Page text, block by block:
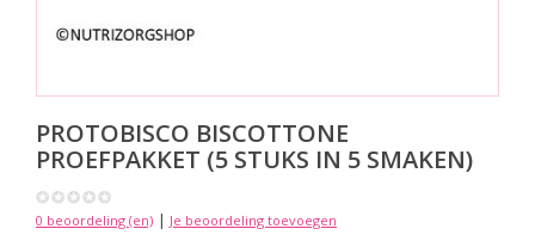
PROTOBISCO BISCOTTONE
PROEFPAKKET (5 STUKS IN 5 SMAKEN)
0 beoordeling (en) | Je beoordeling toevoegen